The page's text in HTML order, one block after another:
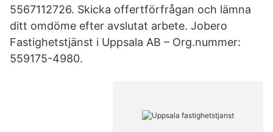
5567112726. Skicka offertförfrågan och lämna
ditt omdöme efter avslutat arbete. Jobero
Fastighetstjänst i Uppsala AB – Org.nummer:
559175-4980.